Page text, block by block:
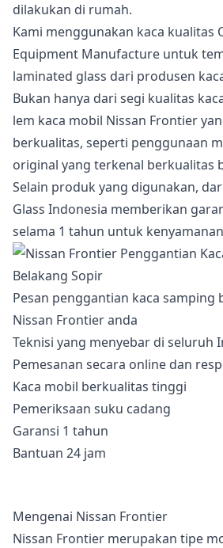
dilakukan di rumah.
Kami menggunakan kaca kualitas
Equipment Manufacture untuk
laminated glass dari produsen
Bukan hanya dari segi kualitas
lem kaca mobil Nissan Frontier
berkualitas, seperti penggunaan
original yang terkenal berkualitas
Selain produk yang digunakan,
Glass Indonesia memberikan
selama 1 tahun untuk
Pesan penggantian kaca samping
Nissan Frontier anda
Teknisi yang menyebar di seluruh
Pemesanan secara online dan
Kaca mobil berkualitas tinggi
Pemeriksaan suku cadang
Garansi 1 tahun
Bantuan 24 jam
Mengenai Nissan Frontier
Nissan Frontier merupakan tipe